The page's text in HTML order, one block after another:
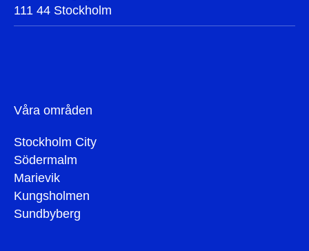
111 44 Stockholm
Våra områden
Stockholm City
Södermalm
Marievik
Kungsholmen
Sundbyberg